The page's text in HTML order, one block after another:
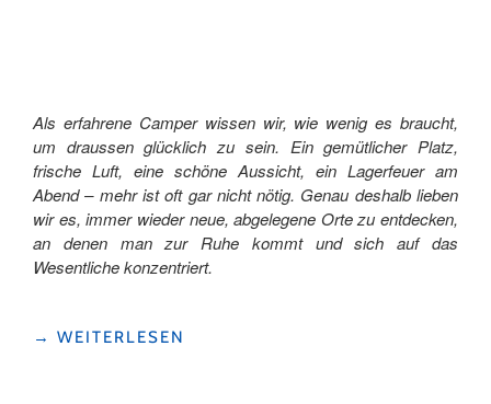
Als erfahrene Camper wissen wir, wie wenig es braucht,
um draussen glücklich zu sein. Ein gemütlicher Platz,
frische Luft, eine schöne Aussicht, ein Lagerfeuer am
Abend – mehr ist oft gar nicht nötig. Genau deshalb lieben
wir es, immer wieder neue, abgelegene Orte zu entdecken,
an denen man zur Ruhe kommt und sich auf das
Wesentliche konzentriert.
"NOMADY-
→ WEITERLESEN